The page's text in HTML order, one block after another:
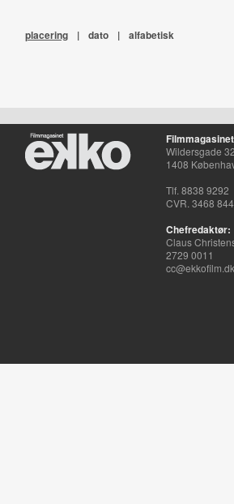
placering | dato | alfabetisk
Wildersgade
1408
Tlf. 8838 9292
CVR. 3468
Chefredaktør:
Claus
2729 0011
cc@ekkofilm.dk